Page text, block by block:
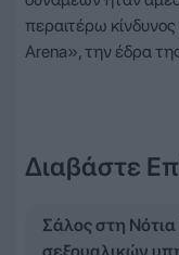
περαιτέρω
Arena», την έδρα
Διαβάστε
Σάλος στη